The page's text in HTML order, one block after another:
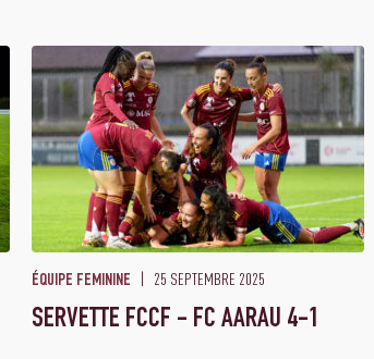
ÉQUIPE FEMININE 25 SEPTEMBRE 2025
SERVETTE FCCF - FC AARAU 4-1